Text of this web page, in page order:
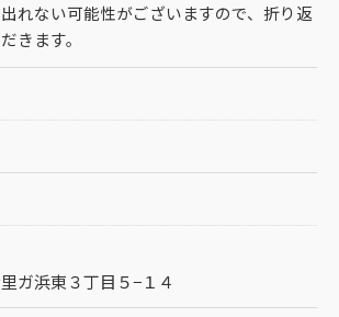
れない可能性がございますので、折り返
きます。
ガ浜東３丁目５−１４